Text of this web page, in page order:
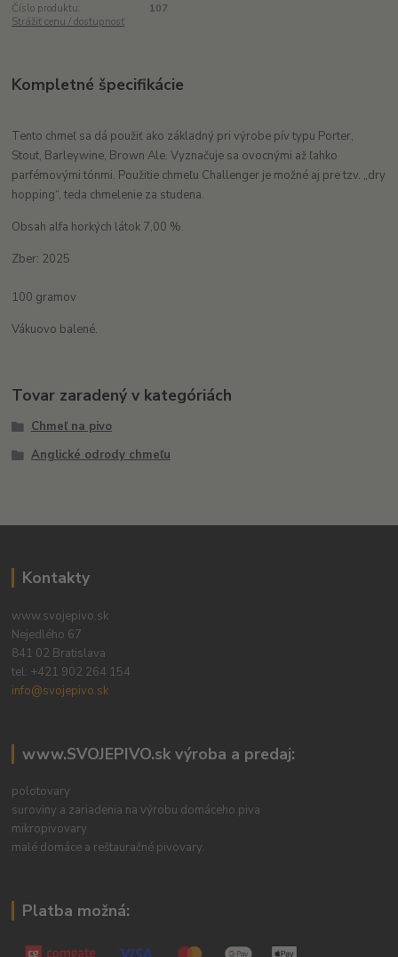
Číslo produktu:
107
Strážiť cenu / dostupnosť
Kompletné špecifikácie
Tento chmeľ sa dá použiť ako základný pri výrobe pív typu Porter,
Stout, Barleywine, Brown Ale. Vyznačuje sa ovocnými až ľahko
parfémovými tónmi. Použitie chmeľu Challenger je možné aj pre tzv. „dry
hopping“, teda chmelenie za studena.
Obsah alfa horkých látok 7,00 %.
Zber: 2025
100 gramov
Vákuovo balené.
Tovar zaradený v kategóriách
Chmeľ na pivo
Anglické odrody chmeľu
Kontakty
www.svojepivo.sk
Nejedlého 67
841 02 Bratislava
tel: +421 902 264 154
info@svojepivo.sk
www.SVOJEPIVO.sk výroba a predaj:
polotovary
suroviny a zariadenia na výrobu domáceho piva
mikropivovary
malé domáce a reštauračné pivovary.
Platba možná: